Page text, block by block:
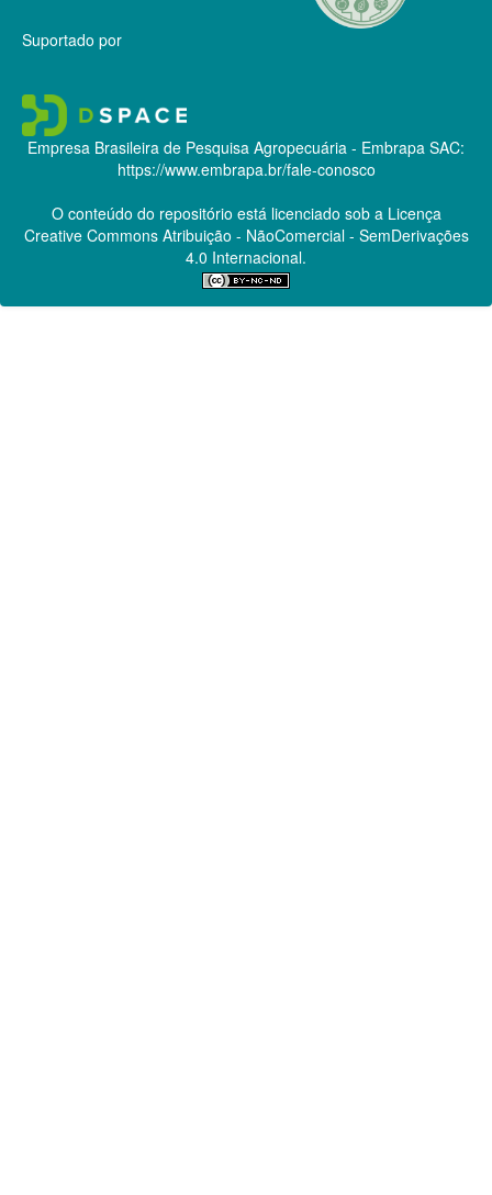
Suportado por
Empresa Brasileira de Pesquisa Agropecuária - Embrapa SAC:
https://www.embrapa.br/fale-conosco
O conteúdo do repositório está licenciado sob a Licença
Creative CommonsAtribuição - NãoComercial - SemDerivações
4.0 Internacional.